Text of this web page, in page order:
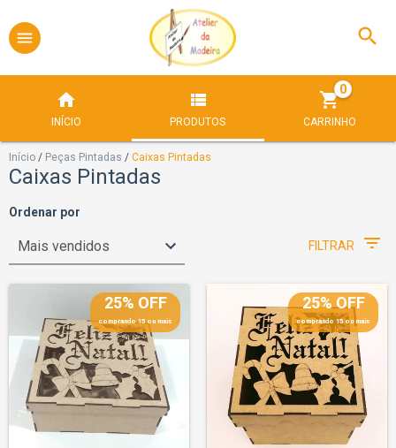
INÍCIO PRODUTOS CARRINHO
0
Início / Peças Pintadas / Caixas Pintadas
Caixas Pintadas
Ordenar por
FILTRAR
25% OFF
comprando 15 ou mais
25% OFF
comprando 15 ou mais